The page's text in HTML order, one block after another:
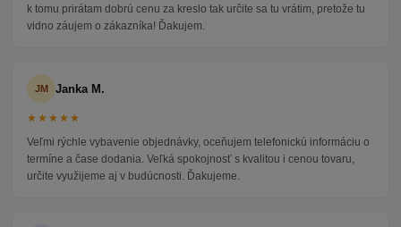
k tomu prirátam dobrú cenu za kreslo tak určite sa tu vrátim, pretože tu
vidno záujem o zákazníka! Ďakujem.
JM Janka M.
★★★★★
Veľmi rýchle vybavenie objednávky, oceňujem telefonickú informáciu o
termíne a čase dodania. Veľká spokojnosť s kvalitou i cenou tovaru,
určite využijeme aj v budúcnosti. Ďakujeme.